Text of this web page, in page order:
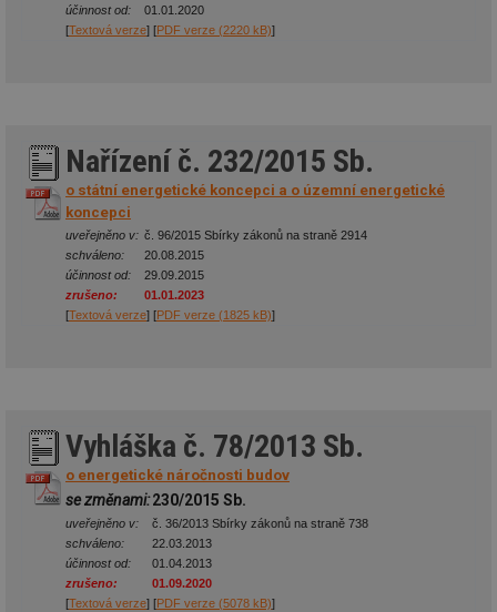
účinnost od:
01.01.2020
[Textová verze] [PDF verze (2220 kB)]
Nařízení č. 232/2015 Sb.
o státní energetické koncepci a o územní energetické
koncepci
uveřejněno v: č. 96/2015 Sbírky zákonů na straně 2914
schváleno:
20.08.2015
účinnost od:
29.09.2015
zrušeno:
01.01.2023
[Textová verze] [PDF verze (1825 kB)]
Vyhláška č. 78/2013 Sb.
o energetické náročnosti budov
se změnami:230/2015 Sb.
uveřejněno v:
č. 36/2013 Sbírky zákonů na straně 738
schváleno:
22.03.2013
účinnost od:
01.04.2013
zrušeno:
01.09.2020
[Textová verze] [PDF verze (5078 kB)]